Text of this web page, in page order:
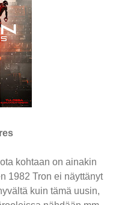
kohtaan on ainakin
1982 Tron ei näyttänyt
kuin tämä uusin,